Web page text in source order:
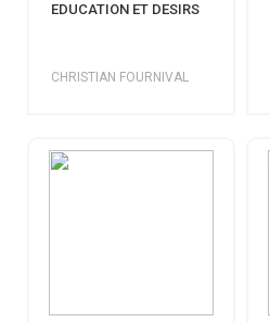
EDUCATION ET DESIRS
CHRISTIAN FOURNIVAL